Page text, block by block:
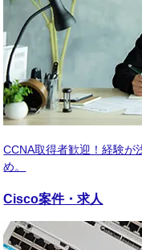
CCNA取得者歓迎！経験が
め。
Cisco案件・求人